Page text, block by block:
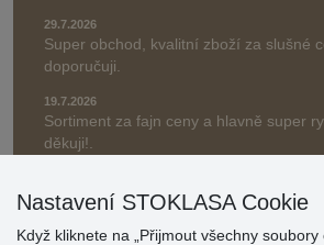
29.7.2026
Super obchod, kvalitní zboží za slušné
doporučuji.
19.7.2026
Sortiment za fajn ceny a hlavně super
děkuji!.
» Aktuálně 19084 recenzí
* Recenze neověřujeme
Nastavení STOKLASA Cookie
Když kliknete na „Přijmout všechny soubory